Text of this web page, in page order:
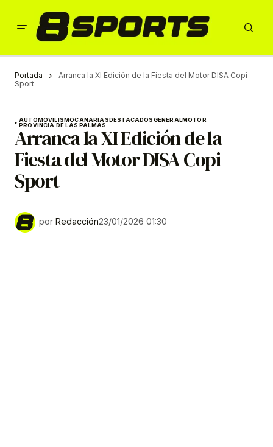
Portada
Arranca la XI Edición de la Fiesta del Motor DISA Copi
Sport
AUTOMOVILISMOCANARIASDESTACADOSGENERALMOTOR
PROVINCIA DE LAS PALMAS
Arranca la XI Edición de la
Fiesta del Motor DISA Copi
Sport
por Redacción23/01/2026 01:30